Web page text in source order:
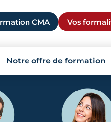
CMA Vos
Notre offre de formation